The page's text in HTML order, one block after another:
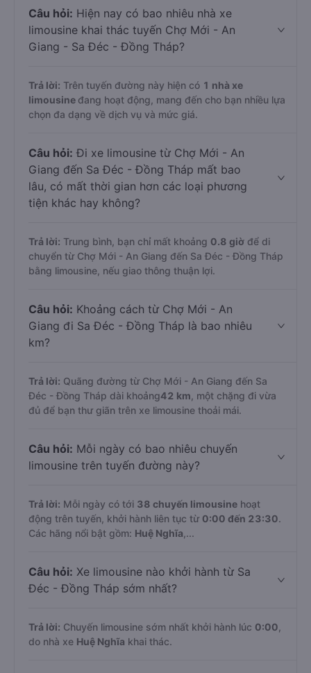
Câu hỏi: Hiện nay có bao nhiêu nhà xe
limousine khai thác tuyến Chợ Mới - An
Giang - Sa Đéc - Đồng Tháp?
Trả lời: Trên tuyến đường này hiện có 1 nhà xe
limousine đang hoạt động, mang đến cho bạn nhiều lựa
chọn đa dạng về dịch vụ và mức giá.
Câu hỏi: Đi xe limousine từ Chợ Mới - An
Giang đến Sa Đéc - Đồng Tháp mất bao
lâu, có mất thời gian hơn các loại phương
tiện khác hay không?
Trả lời: Trung bình, bạn chỉ mất khoảng 0.8 giờ để di
chuyển từ Chợ Mới - An Giang đến Sa Đéc - Đồng Tháp
bằng limousine, nếu giao thông thuận lợi.
Câu hỏi: Khoảng cách từ Chợ Mới - An
Giang đi Sa Đéc - Đồng Tháp là bao nhiêu
km?
Trả lời: Quãng đường từ Chợ Mới - An Giang đến Sa
Đéc - Đồng Tháp dài khoảng42 km , một chặng đi vừa
đủ để bạn thư giãn trên xe limousine thoải mái.
Câu hỏi: Mỗi ngày có bao nhiêu chuyến
limousine trên tuyến đường này?
Trả lời: Mỗi ngày có tới 38 chuyến limousine hoạt
động trên tuyến, khởi hành liên tục từ 0:00 đến 23:30.
Các hãng nổi bật gồm: Huệ Nghĩa ,...
Câu hỏi: Xe limousine nào khởi hành từ Sa
Đéc - Đồng Tháp sớm nhất?
Trả lời: Chuyến limousine sớm nhất khởi hành lúc 0:00
do nhà xe Huệ Nghĩa khai thác.